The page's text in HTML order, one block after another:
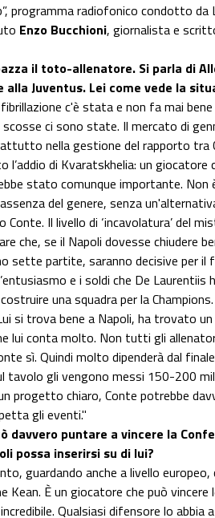
programma radiofonico condotto da
Enzo Bucchioni, giornalista e
il toto-allenatore. Si parla di
alla Juventus. Lei come vede la
c'è stata e non fa mai
ci sono state. Il mercato di
nella gestione del rapporto tra
l’addio di Kvaratskhelia: un
stato comunque importante.
del genere, senza
Conte. Il livello di ‘incavolatura’ del
che, se il Napoli dovesse chiudere
sette partite, saranno decisive per il
e i soldi che De Laurentiis
una squadra per la
si trova bene a Napoli, ha trovato
lui conta molto. Non tutti gli
sì. Quindi molto dipenderà dal
tavolo gli vengono messi 150-200
progetto chiaro, Conte potrebbe
gli eventi."
davvero puntare a vincere la
possa inserirsi su di lui?
guardando anche a livello
Kean. È un giocatore che può
Qualsiasi difensore lo